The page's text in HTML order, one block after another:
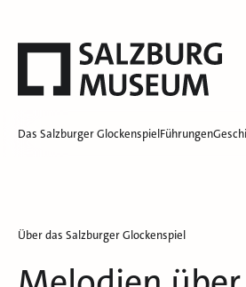
Das Salzburger GlockenspielFührungen
Über das Salzburger Glockenspiel